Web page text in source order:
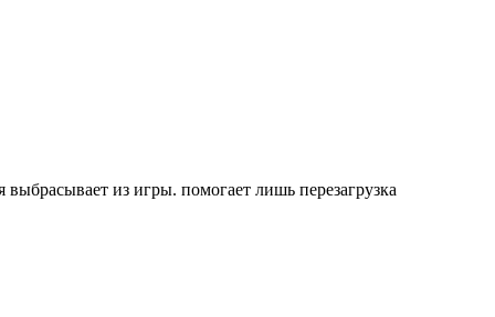
из игры. помогает лишь перезагрузка